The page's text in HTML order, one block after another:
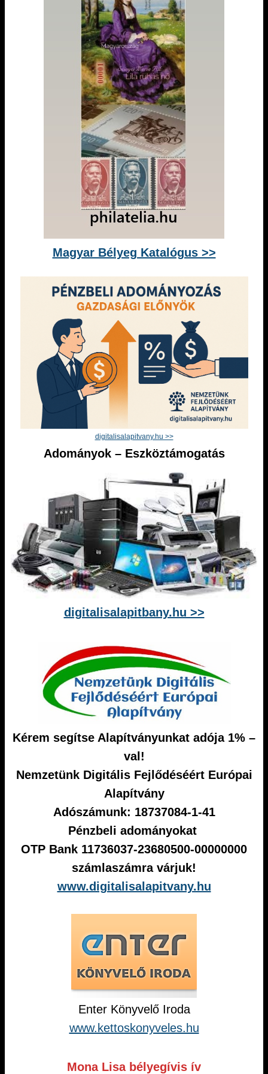
Magyar Bélyeg Katalógus >>
digitalisalapitvany.hu >>
Adományok – Eszköztámogatás
digitalisalapitbany.hu >>
Kérem segítse Alapítványunkat adója 1% –
val!
Nemzetünk Digitális Fejlődéséért Európai
Alapítvány
Adószámunk: 18737084-1-41
Pénzbeli adományokat
OTP Bank 11736037-23680500-00000000
számlaszámra várjuk!
www.digitalisalapitvany.hu
Enter Könyvelő Iroda
www.kettoskonyveles.hu
Mona Lisa bélyegívis ív